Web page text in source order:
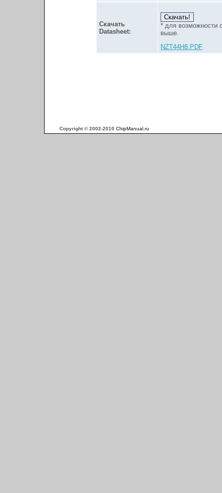
Скачать
Datasheet:
* для возможности
выше.
NZT44H8.PDF
Copyright © 2002-2010 ChipManual.ru